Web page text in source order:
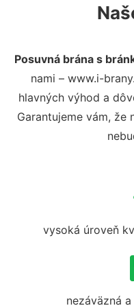
Posuvná brána s
nami – www.i-
hlavných výhod a
Garantujeme vám, že
vysoká úroveň
nezáväzná